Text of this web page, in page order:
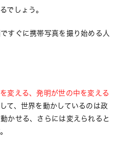
でしょう。
すぐに携帯写真を撮り始める人
変える、発明が世の中を変える
て、世界を動かしているのは政
かせる、さらには変えられると